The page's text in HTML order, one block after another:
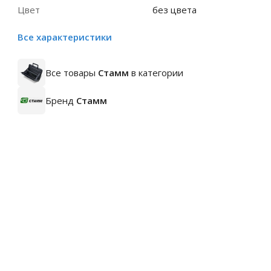
Цвет без цвета
Все характеристики
Все товары Стамм в категории
Бренд Стамм